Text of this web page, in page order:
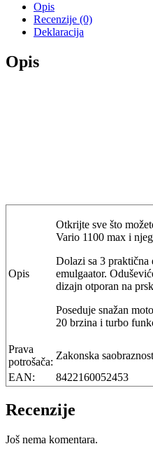
Opis
Recenzije (0)
Deklaracija
Opis
Opis
Otkrijte sve što
Vario 1100 max i
Dolazi sa 3 praktična
emulgaator.
dizajn otporan na
Poseduje snažan
20 brzina i turbo
Prava
potrošača:
Zakonska
EAN:
8422160052453
Recenzije
Još nema komentara.